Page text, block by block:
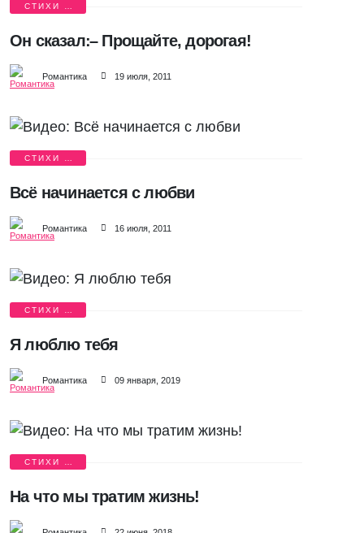
СТИХИ О
Он сказал׃ – Прощайте, дорогая!
Романтика 19 июля, 2011
СТИХИ О
Всё начинается с любви
Романтика 16 июля, 2011
СТИХИ О
Я люблю тебя
Романтика 09 января, 2019
СТИХИ О
На что мы тратим жизнь!